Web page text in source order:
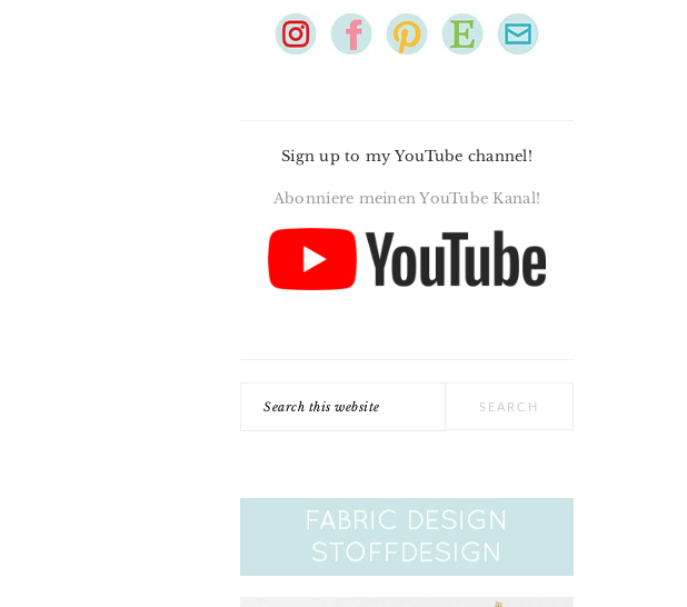
Sign up to my YouTube channel!
Abonniere meinen YouTube Kanal!